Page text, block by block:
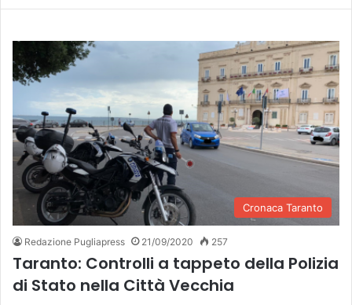
Cronaca Taranto
Redazione Pugliapress 21/09/2020 257
Taranto: Controlli a tappeto della Polizia
di Stato nella Città Vecchia